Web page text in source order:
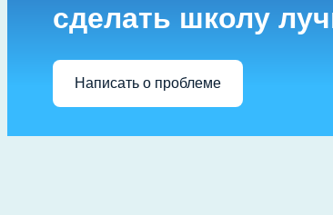
сделать школу
Написать о проблеме